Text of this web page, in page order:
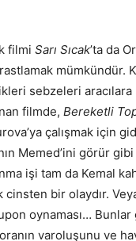
filmi Sarı Sıcak’ta da
mümkündür.
sebzeleri aracılara
filmde, Bereketli
çalışmak için
Memed’ini görür
işi tam da Kemal
cinsten bir olaydır.
oynaması…
varoluşunu ve